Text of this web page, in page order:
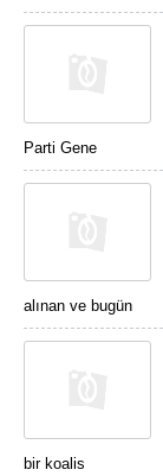
Parti Gene
alınan ve bugün
bir koalis